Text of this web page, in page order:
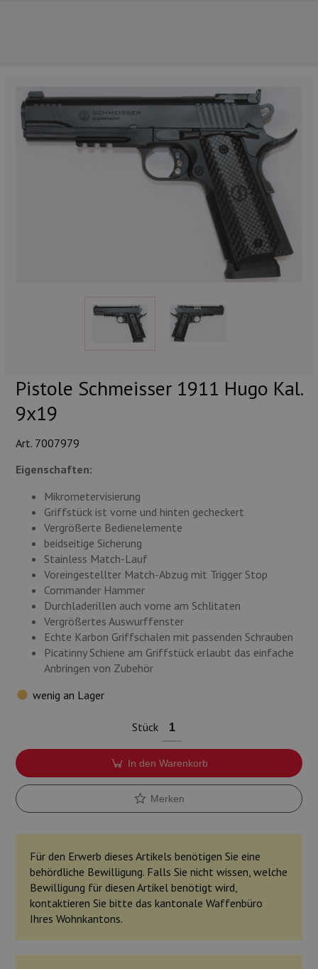
Pistole Schmeisser 1911 Hugo Kal.
9x19
Art. 7007979
Eigenschaften:
Mikrometervisierung
Griffstück ist vorne und hinten gecheckert
Vergrößerte Bedienelemente
beidseitige Sicherung
Stainless Match-Lauf
Voreingestellter Match-Abzug mit Trigger Stop
Commander Hammer
Durchladerillen auch vorne am Schlitaten
Vergrößertes Auswurffenster
Echte Karbon Griffschalen mit passenden Schrauben
Picatinny Schiene am Griffstück erlaubt das einfache
Anbringen von Zubehör
wenig an Lager
Stück
In den Warenkorb
Merken
Für den Erwerb dieses Artikels benötigen Sie eine
behördliche Bewilligung. Falls Sie nicht wissen, welche
Bewilligung für diesen Artikel benötigt wird,
kontaktieren Sie bitte das kantonale Waffenbüro
Ihres Wohnkantons.
UNSERE TOP-MARKEN
UNSERE TOP-KATEGORIEN
Lampen und Zubehör